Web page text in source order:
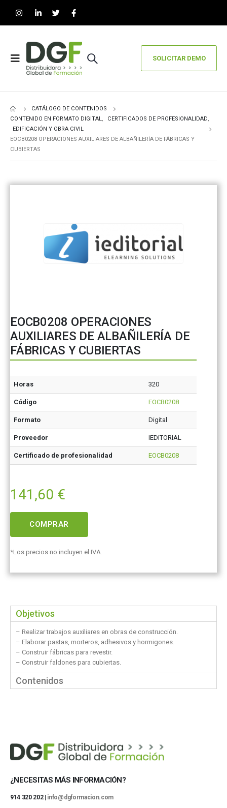
SOLICITAR DEMO
CATÁLOGO DE CONTENIDOS
CONTENIDO EN FORMATO DIGITAL, CERTIFICADOS DE PROFESIONALIDAD,
EDIFICACIÓN Y OBRA CIVIL
EOCB0208 OPERACIONES AUXILIARES DE ALBAÑILERÍA DE FÁBRICAS Y
CUBIERTAS
EOCB0208 OPERACIONES
AUXILIARES DE ALBAÑILERÍA DE
FÁBRICAS Y CUBIERTAS
Horas 320
Código EOCB0208
Formato Digital
Proveedor IEDITORIAL
Certificado de profesionalidad EOCB0208
141,60 €
COMPRAR
*Los precios no incluyen el IVA.
Objetivos
– Realizar trabajos auxiliares en obras de construcción.
– Elaborar pastas, morteros, adhesivos y hormigones.
– Construir fábricas para revestir.
– Construir faldones para cubiertas.
Contenidos
¿NECESITAS MÁS INFORMACIÓN?
914 320 202 | info@dgformacion.com